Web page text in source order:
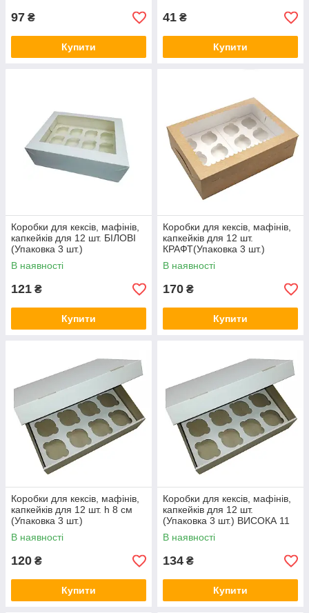
97 ₴
Купити
41 ₴
Купити
Коробки для кексів, мафінів,
капкейків для 12 шт. БІЛОВІ
(Упаковка 3 шт.)
В наявності
121 ₴
Купити
Коробки для кексів, мафінів,
капкейків для 12 шт.
КРАФТ(Упаковка 3 шт.)
В наявності
170 ₴
Купити
Коробки для кексів, мафінів,
капкейків для 12 шт. h 8 см
(Упаковка 3 шт.)
В наявності
120 ₴
Купити
Коробки для кексів, мафінів,
капкейків для 12 шт.
(Упаковка 3 шт.) ВИСОКА 11
см.
В наявності
134 ₴
Купити